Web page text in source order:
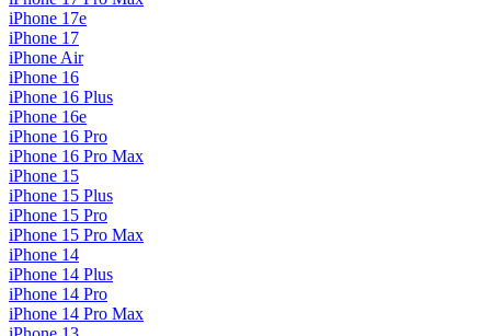
iPhone 17e
iPhone 17
iPhone Air
iPhone 16
iPhone 16 Plus
iPhone 16e
iPhone 16 Pro
iPhone 16 Pro Max
iPhone 15
iPhone 15 Plus
iPhone 15 Pro
iPhone 15 Pro Max
iPhone 14
iPhone 14 Plus
iPhone 14 Pro
iPhone 14 Pro Max